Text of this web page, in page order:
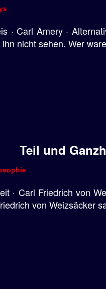
· Carl Amery ·
ihn nicht sehen. Wer
Teil und
· Carl Friedrich von
von Weizsäcker